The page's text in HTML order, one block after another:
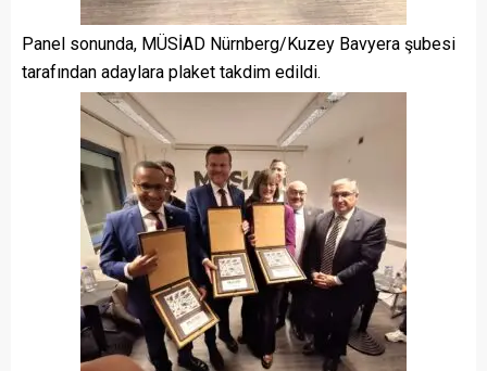
Panel sonunda, MÜSİAD Nürnberg/Kuzey Bavyera şubesi
tarafından adaylara plaket takdim edildi.